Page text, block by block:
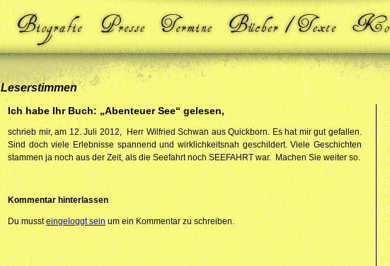
Leserstimmen
Ich habe Ihr Buch: „Abenteuer See“ gelesen,
schrieb mir, am 12. Juli 2012, Herr Wilfried Schwan aus Quickborn. Es hat mir gut gefallen.
Sind doch viele Erlebnisse spannend und wirklichkeitsnah geschildert. Viele Geschichten
stammen ja noch aus der Zeit, als die Seefahrt noch SEEFAHRT war. Machen Sie weiter so.
Kommentar hinterlassen
Du mussteingeloggt seinum ein Kommentar zu schreiben.